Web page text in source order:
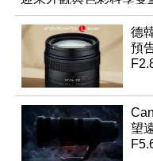
優化
德
預
望